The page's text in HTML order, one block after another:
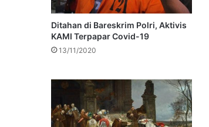
Ditahan di Bareskrim Polri, Aktivis
KAMI Terpapar Covid-19
13/11/2020